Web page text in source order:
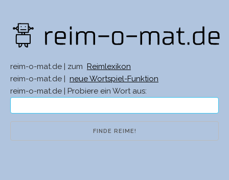
reim-o-mat.de | zum
Reimlexikon
reim-o-mat.de |
neue Wortspiel-Funktion
reim-o-mat.de | Probiere ein Wort aus: